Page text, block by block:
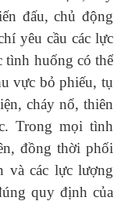
đấu, chủ động
yêu cầu các lực
tình huống có thể
vực bỏ phiếu, tụ
cháy nổ, thiên
Trong mọi tình
đồng thời phối
và các lực lượng
quy định của